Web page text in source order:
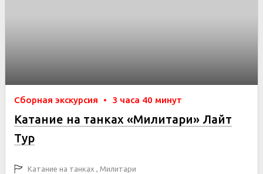
Сборная экскурсия • 3 часа 40 минут
Катание на танках «Милитари» Лайт
Тур
Катание на танках , Милитари